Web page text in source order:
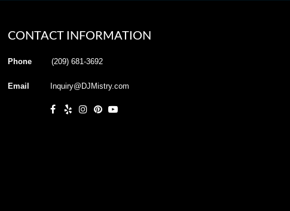
CONTACT INFORMATION
Phone (209) 681-3692
Email Inquiry@DJMistry.com